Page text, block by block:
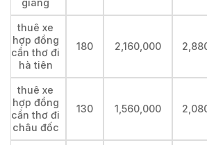
giang
thuê xe
hợp đồng
cần thơ đi
hà tiên
180 2,160,000
thuê xe
hợp đồng
cần thơ đi
châu đốc
130 1,560,000